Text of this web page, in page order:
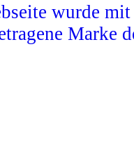
wurde
Marke